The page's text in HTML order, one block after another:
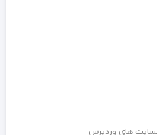
های وردپرس